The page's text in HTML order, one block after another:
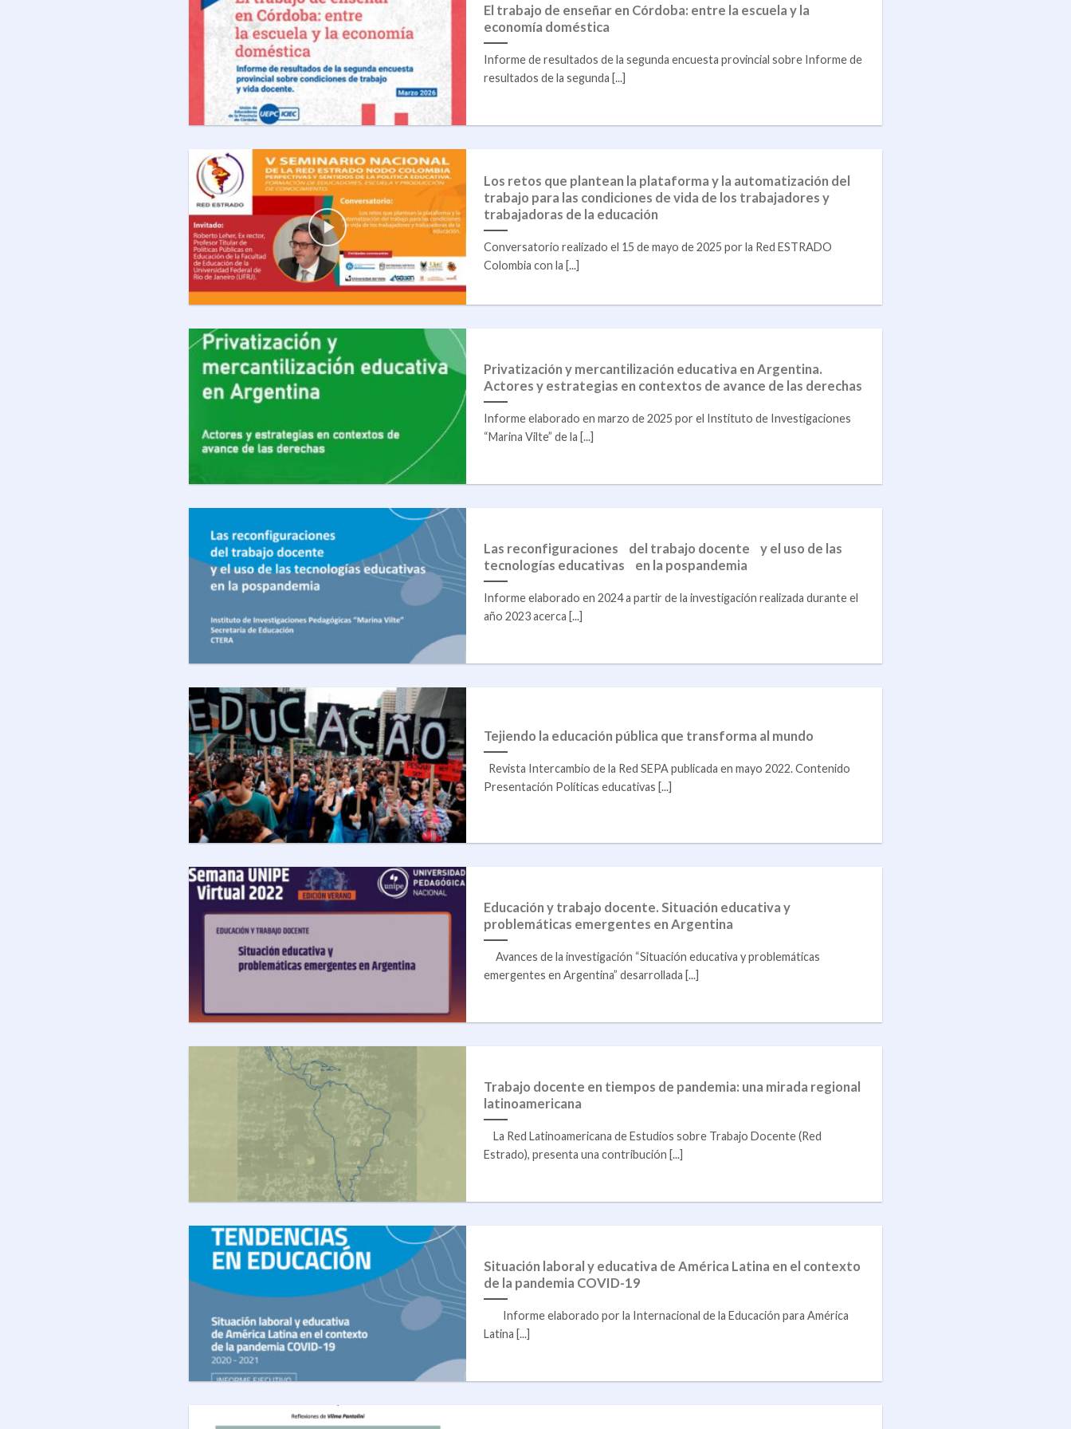
El trabajo de enseñar en Córdoba: entre la escuela y la
economía doméstica
Informe de resultados de la segunda encuesta provincial sobre Informe de
resultados de la segunda [...]
Los retos que plantean la plataforma y la automatización del
trabajo para las condiciones de vida de los trabajadores y
trabajadoras de la educación
Conversatorio realizado el 15 de mayo de 2025 por la Red ESTRADO
Colombia con la [...]
Privatización y mercantilización educativa en Argentina.
Actores y estrategias en contextos de avance de las derechas
Informe elaborado en marzo de 2025 por el Instituto de Investigaciones
“Marina Vilte” de la [...]
Las reconfiguraciones del trabajo docente y el uso de las
tecnologías educativas en la pospandemia
Informe elaborado en 2024 a partir de la investigación realizada durante el
año 2023 acerca [...]
Tejiendo la educación pública que transforma al mundo
Revista Intercambio de la Red SEPA publicada en mayo 2022. Contenido
Presentación Políticas educativas [...]
Educación y trabajo docente. Situación educativa y
problemáticas emergentes en Argentina
Avances de la investigación “Situación educativa y problemáticas
emergentes en Argentina” desarrollada [...]
Trabajo docente en tiempos de pandemia: una mirada regional
latinoamericana
La Red Latinoamericana de Estudios sobre Trabajo Docente (Red
Estrado), presenta una contribución [...]
Situación laboral y educativa de América Latina en el contexto
de la pandemia COVID-19
Informe elaborado por la Internacional de la Educación para América
Latina [...]